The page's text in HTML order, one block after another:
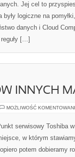
Jej cel to
logiczne na
danych i Cloud
[…]
INNYCH
MOŻLIWOŚĆ
serwisowy Toshiba
w którym
potem dobieramy